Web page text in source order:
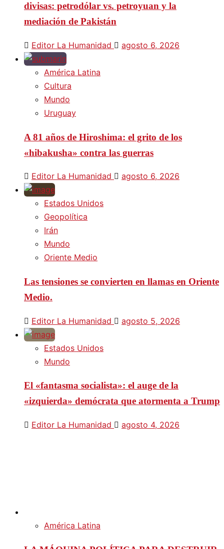
divisas: petrodólar vs. petroyuan y la
mediación de Pakistán
Editor La Humanidad agosto 6, 2026
América Latina
Cultura
Mundo
Uruguay
A 81 años de Hiroshima: el grito de los
«hibakusha» contra las guerras
Editor La Humanidad agosto 6, 2026
Estados Unidos
Geopolítica
Irán
Mundo
Oriente Medio
Las tensiones se convierten en llamas en Oriente
Medio.
Editor La Humanidad agosto 5, 2026
Estados Unidos
Mundo
El «fantasma socialista»: el auge de la
«izquierda» demócrata que atormenta a Trump
Editor La Humanidad agosto 4, 2026
América Latina